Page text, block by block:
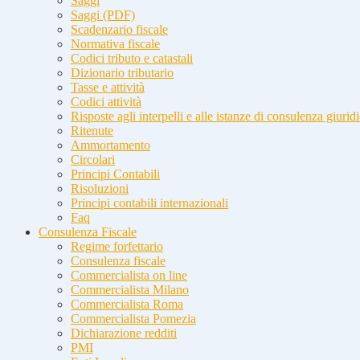
Saggi (PDF)
Scadenzario fiscale
Normativa fiscale
Codici tributo e catastali
Dizionario tributario
Tasse e attività
Codici attività
Risposte agli interpelli e alle istanze di consulenza
Ritenute
Ammortamento
Circolari
Principi Contabili
Risoluzioni
Principi contabili internazionali
Faq
Consulenza Fiscale
Regime forfettario
Consulenza fiscale
Commercialista on line
Commercialista Milano
Commercialista Roma
Commercialista Pomezia
Dichiarazione redditi
PMI